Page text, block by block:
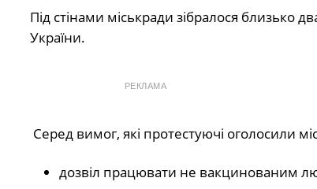
Під стінами міськради зібралося близько
України.
РЕКЛАМА
Серед вимог, які протестуючі оголосили
дозвіл працювати не вакцинованим